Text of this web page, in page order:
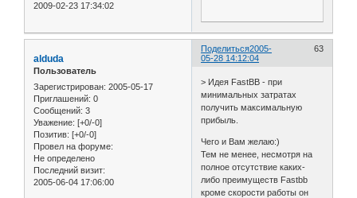
2009-02-23 17:34:02
Поделиться 63
2005-
05-28 14:12:04
alduda
Пользователь
Зарегистрирован: 2005-05-17
Приглашений: 0
Сообщений: 3
Уважение: [+0/-0]
Позитив: [+0/-0]
Провел на форуме:
Не определено
Последний визит:
2005-06-04 17:06:00
> Идея FastBB - при
минимальных затратах
получить максимальную
прибыль.
Чего и Вам желаю:)
Тем не менее, несмотря на
полное отсутствие каких-
либо преимуществ Fastbb
кроме скорости работы он